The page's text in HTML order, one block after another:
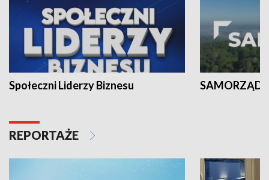
Społeczni Liderzy Biznesu SAMORZĄD
REPORTAŻE